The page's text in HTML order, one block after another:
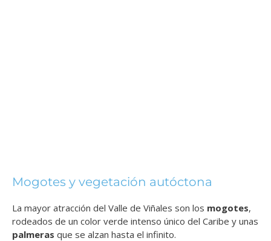
Mogotes y vegetación autóctona
La mayor atracción del Valle de Viñales son los mogotes,
rodeados de un color verde intenso único del Caribe y unas
palmeras que se alzan hasta el infinito.